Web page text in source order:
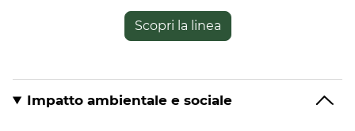
75.00 ML.
Scopri la linea
Impatto ambientale e sociale